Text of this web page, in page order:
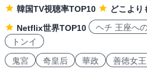
韓国TV視聴率TOP10
どこより
Netflix世界TOP10
ヘチ 王座へ
トンイ
鬼宮
奇皇后 華政 善徳女王